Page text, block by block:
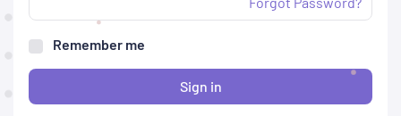
Remember me
Sign in